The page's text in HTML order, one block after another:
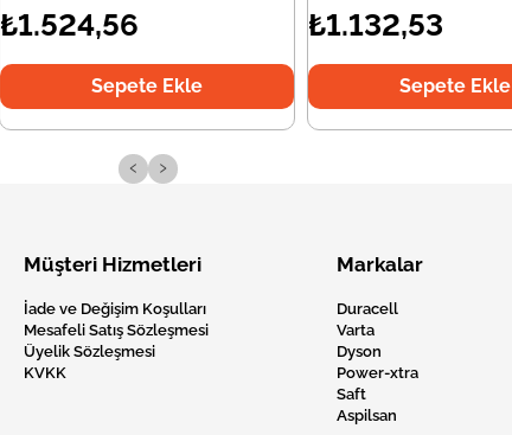
₺1.524,56
Sepete Ekle
₺1.132,53
Sepete Ekle
‹ ›
Müşteri Hizmetleri
İade ve Değişim Koşulları
Mesafeli Satış Sözleşmesi
Üyelik Sözleşmesi
KVKK
Markalar
Duracell
Varta
Dyson
Power-xtra
Saft
Aspilsan